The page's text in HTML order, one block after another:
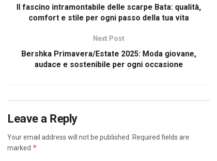
Il fascino intramontabile delle scarpe Bata: qualità,
comfort e stile per ogni passo della tua vita
Next Post
Bershka Primavera/Estate 2025: Moda giovane,
audace e sostenibile per ogni occasione
Leave a Reply
Your email address will not be published.
Required fields are
marked *